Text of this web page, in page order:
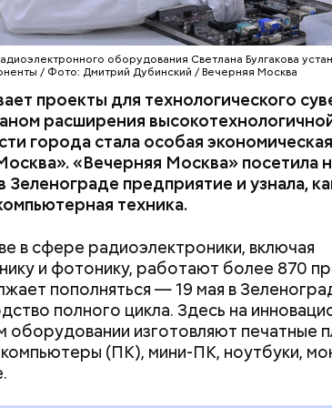
оборудования Светлана Булгакова
/ Фото: Дмитрий Дубинский / Вечерняя Москва
проекты для технологического
расширения
города стала особая
«Вечерняя Москва» посетила
Зеленограде предприятие и узнала,
техника.
в сфере радиоэлектроники, включая
и фотонику, работают более 870
пополняться — 19 мая в
полного цикла. Здесь на
оборудовании изготовляют печатные
(ПК), мини-ПК, ноутбуки,
были настолько заметной частью
современной улицы Большой
целая Скоморошья слобода. Они не
и площадях, но и выступали при
творчества был Иван
был организован потешный двор при